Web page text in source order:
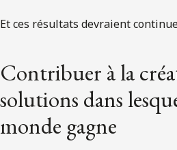
Et ces résultats devraient
Contribuer à la
solutions dans
monde gagne